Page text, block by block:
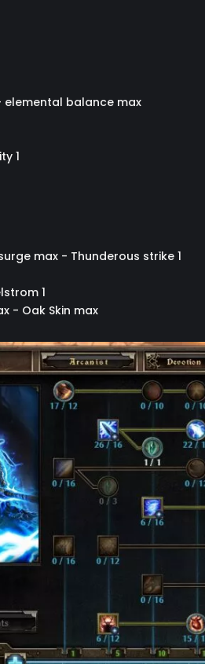
balance max
1
max - Thunderous strike 1
1
- Oak Skin max